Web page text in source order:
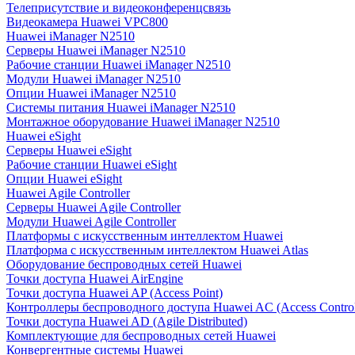
Телеприсутствие и видеоконференцсвязь
Видеокамера Huawei VPC800
Huawei iManager N2510
Серверы Huawei iManager N2510
Рабочие станции Huawei iManager N2510
Модули Huawei iManager N2510
Опции Huawei iManager N2510
Системы питания Huawei iManager N2510
Монтажное оборудование Huawei iManager N2510
Huawei eSight
Серверы Huawei eSight
Рабочие станции Huawei eSight
Опции Huawei eSight
Huawei Agile Controller
Серверы Huawei Agile Controller
Модули Huawei Agile Controller
Платформы с искусственным интеллектом Huawei
Платформа с искусственным интеллектом Huawei Atlas
Оборудование беспроводных сетей Huawei
Точки доступа Huawei AirEngine
Точки доступа Huawei AP (Access Point)
Контроллеры беспроводного доступа Huawei AC (Access
Точки доступа Huawei AD (Agile Distributed)
Комплектующие для беспроводных сетей Huawei
Конвергентные системы Huawei